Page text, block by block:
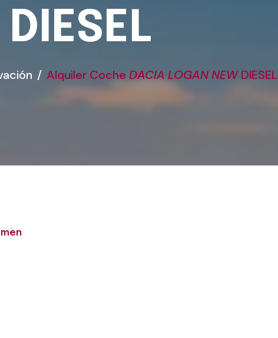
DIESEL
Alquiler Coche DACIA LOGAN NEWDIESEL